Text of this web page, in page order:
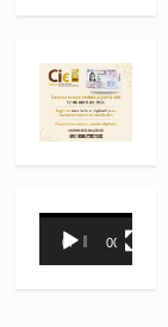
Reproductor
00:00 00:31